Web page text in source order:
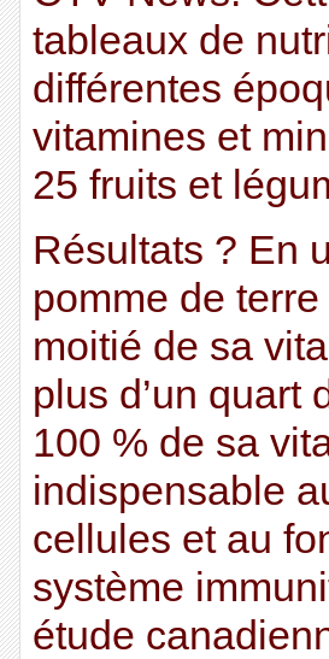
tableaux de
différentes
vitamines et
25 fruits et
Résultats ? En
pomme de
moitié de sa
plus d’un quart
100 % de sa
indispensable
cellules et au
système
étude